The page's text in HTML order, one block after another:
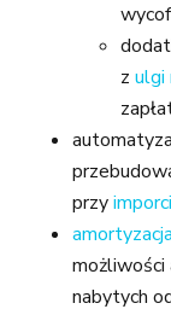
z ulgi
przy
amortyzacja
możliwości
nabytych